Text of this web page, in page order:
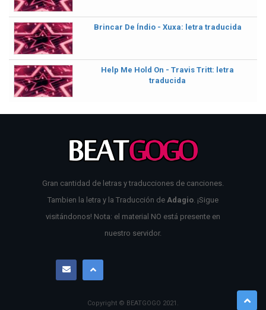
Brincar De Índio - Xuxa: letra traducida
Help Me Hold On - Travis Tritt: letra
traducida
Gran cantidad de letras y traducciones de canciones.
Tambien la letra y la Traducción de Adagio. ¡Sigue
visitándonos! Nota: el material NO está presente en
nuestro servidor.
Copyright © BEATGOGO 2021 .